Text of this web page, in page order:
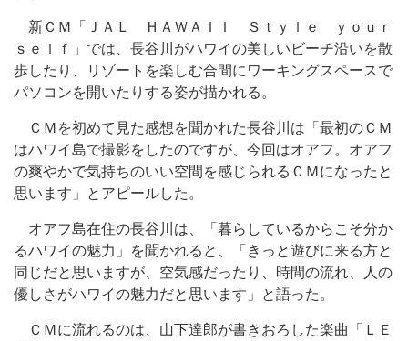
新ＣＭ「ＪＡＬ ＨＡＷＡＩＩ Ｓｔｙｌｅ ｙｏｕｒ
ｓｅｌｆ」では、長谷川がハワイの美しいビーチ沿いを散
歩したり、リゾートを楽しむ合間にワーキングスペースで
パソコンを開いたりする姿が描かれる。
ＣＭを初めて見た感想を聞かれた長谷川は「最初のＣＭ
はハワイ島で撮影をしたのですが、今回はオアフ。オアフ
の爽やかで気持ちのいい空間を感じられるＣＭになったと
思います」とアピールした。
オアフ島在住の長谷川は、「暮らしているからこそ分か
るハワイの魅力」を聞かれると、「きっと遊びに来る方と
同じだと思いますが、空気感だったり、時間の流れ、人の
優しさがハワイの魅力だと思います」と語った。
ＣＭに流れるのは、山下達郎が書きおろした楽曲「ＬＥ